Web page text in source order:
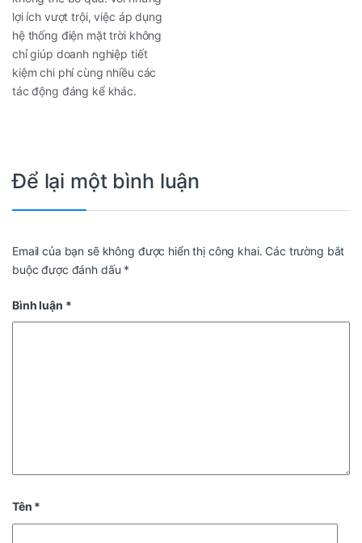
lợi ích vượt trội, việc áp dụng
hệ thống điện mặt trời không
chỉ giúp doanh nghiệp tiết
kiệm chi phí cùng nhiều các
tác động đáng kể khác.
Để lại một bình luận
Email của bạn sẽ không được hiển thị công khai. Các trường bắt
buộc được đánh dấu *
Bình luận *
Tên *